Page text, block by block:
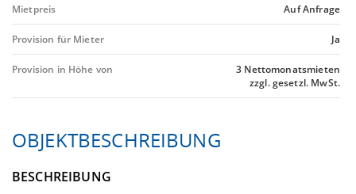
Mietpreis Auf Anfrage
Provision für Mieter Ja
Provision in Höhe von
3 Nettomonatsmieten
zzgl. gesetzl. MwSt.
OBJEKTBESCHREIBUNG
BESCHREIBUNG